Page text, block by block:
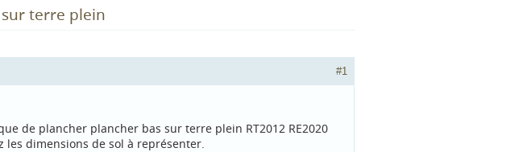
terre plein
#1
de plancher plancher bas sur terre plein RT2012 RE2020
les dimensions de sol à représenter.